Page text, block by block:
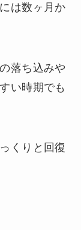
は数ヶ月か
落ち込みや
い時期でも
くりと回復